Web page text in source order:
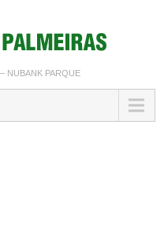
NUBANK PARQUE